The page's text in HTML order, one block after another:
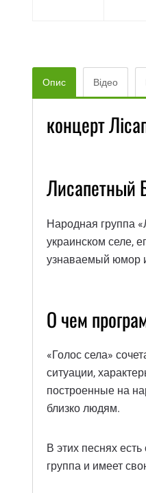
Опис Відео
концерт
Лисапетный
Народная группа
украинском селе,
узнаваемый юмор и
О чем
«Голос села»
ситуации,
построенные на
близко людям.
В этих песнях
группа и имеет